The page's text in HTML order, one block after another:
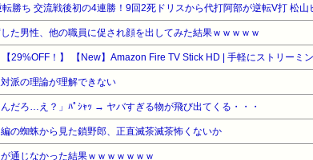
た男性、他の職員に促され顔を出してみた結果ｗｗｗｗｗ
派の理論が理解できない
だろ…え？」ﾊﾟｼｬｯ → ヤバすぎる物が飛び出てくる・・・
の蜘蛛から見た鎖野郎、正直滅茶滅茶怖くないか
通じなかった結果ｗｗｗｗｗｗｗ